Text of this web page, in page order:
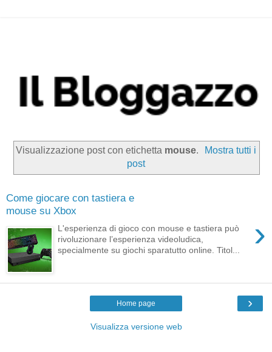
Visualizzazione post con etichetta mouse.
Mostra tutti i
post
Come giocare con tastiera e
mouse su Xbox
›
L'esperienza di gioco con mouse e tastiera può
rivoluzionare l’esperienza videoludica,
specialmente su giochi sparatutto online. Titol...
›
Home page
Visualizza versione web